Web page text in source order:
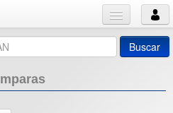
Buscar